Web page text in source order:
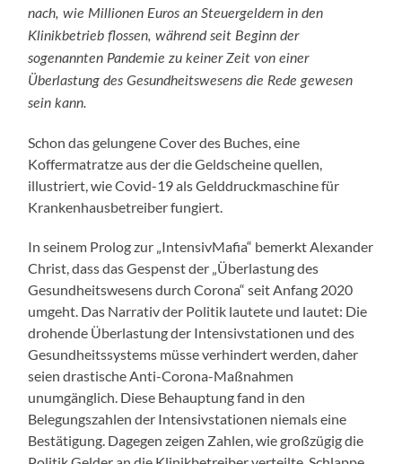
nach, wie Millionen Euros an Steuergeldern in den
Klinikbetrieb flossen, während seit Beginn der
sogenannten Pandemie zu keiner Zeit von einer
Überlastung des Gesundheitswesens die Rede gewesen
sein kann.
Schon das gelungene Cover des Buches, eine
Koffermatratze aus der die Geldscheine quellen,
illustriert, wie Covid-19 als Gelddruckmaschine für
Krankenhausbetreiber fungiert.
In seinem Prolog zur „IntensivMafia“ bemerkt Alexander
Christ, dass das Gespenst der „Überlastung des
Gesundheitswesens durch Corona“ seit Anfang 2020
umgeht. Das Narrativ der Politik lautete und lautet: Die
drohende Überlastung der Intensivstationen und des
Gesundheitssystems müsse verhindert werden, daher
seien drastische Anti-Corona-Maßnahmen
unumgänglich. Diese Behauptung fand in den
Belegungszahlen der Intensivstationen niemals eine
Bestätigung. Dagegen zeigen Zahlen, wie großzügig die